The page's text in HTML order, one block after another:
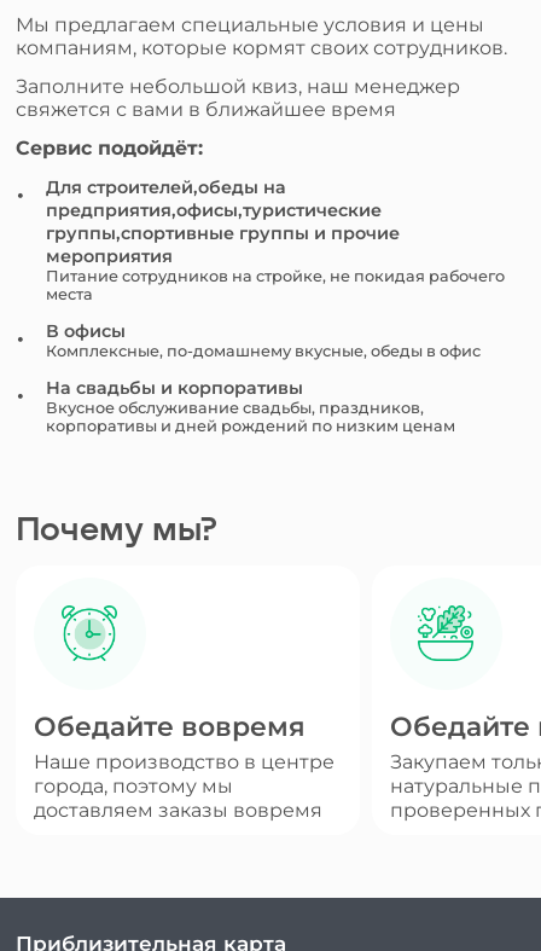
Мы предлагаем специальные условия и цены
компаниям, которые кормят своих сотрудников.
Заполните небольшой квиз, наш менеджер
свяжется с вами в ближайшее время
Сервис подойдёт:
Для строителей,обеды на
предприятия,офисы,туристические
группы,спортивные группы и прочие
мероприятия
Питание сотрудников на стройке, не покидая рабочего
места
В офисы
Комплексные, по-домашнему вкусные, обеды в офис
На свадьбы и корпоративы
Вкусное обслуживание свадьбы, праздников,
корпоративы и дней рождений по низким ценам
Почему мы?
Обедайте вовремя
Наше производство в центре
города, поэтому мы
доставляем заказы вовремя
Обедайте
Закупаем
натуральные
проверенных
Приблизительная карта